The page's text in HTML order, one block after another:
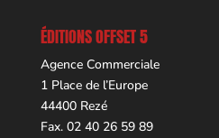
ÉDITIONS OFFSET 5
Agence Commerciale
1 Place de l’Europe
44400 Rezé
Fax. 02 40 26 59 89